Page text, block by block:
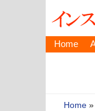
Home
Home »